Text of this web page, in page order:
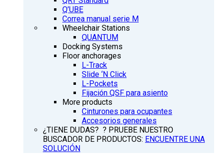
Q’UBE
Correa manual serie M
Wheelchair Stations
QUANTUM
Docking Systems
Floor anchorages
L-Track
Slide ‘N Click
L-Pockets
Fijación QSF para asiento
More products
Cinturones para ocupantes
Accesorios generales
¿TIENE DUDAS? ? PRUEBE NUESTRO
BUSCADOR DE PRODUCTOS: ENCUENTRE UNA
SOLUCIÓN